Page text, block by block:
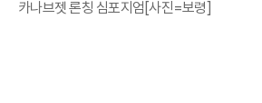
카나브젯 론칭 심포지엄[사진=보령]